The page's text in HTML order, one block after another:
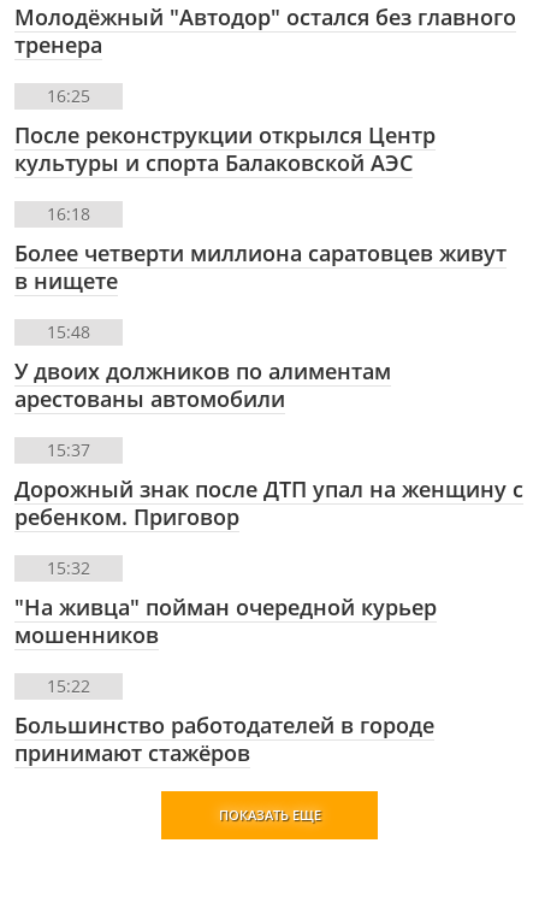
Молодёжный "Автодор" остался без главного
тренера
16:25
После реконструкции открылся Центр
культуры и спорта Балаковской АЭС
16:18
Более четверти миллиона саратовцев живут
в нищете
15:48
У двоих должников по алиментам
арестованы автомобили
15:37
Дорожный знак после ДТП упал на женщину с
ребенком. Приговор
15:32
"На живца" пойман очередной курьер
мошенников
15:22
Большинство работодателей в городе
принимают стажёров
ПОКАЗАТЬ ЕЩЕ